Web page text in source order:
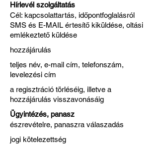
Hírlevél szolgáltatás
Cél: kapcsolattartás, időpontfoglalásról
SMS és E-MAIL értesítő kiküldése, oltási
emlékeztető küldése
hozzájárulás
teljes név, e-mail cím, telefonszám,
levelezési cím
a regisztráció törléséig, illetve a
hozzájárulás visszavonásáig
Ügyintézés, panasz
észrevételre, panaszra válaszadás
jogi kötelezettség